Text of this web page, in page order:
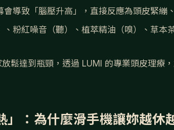
會導致「腦壓升高」，直接反應為頭皮緊繃
、粉紅噪音（聽）、植萃精油（嗅）、草本
放鬆達到瓶頸，透過 LUMI 的專業頭皮理療
」：為什麼滑手機讓妳越休